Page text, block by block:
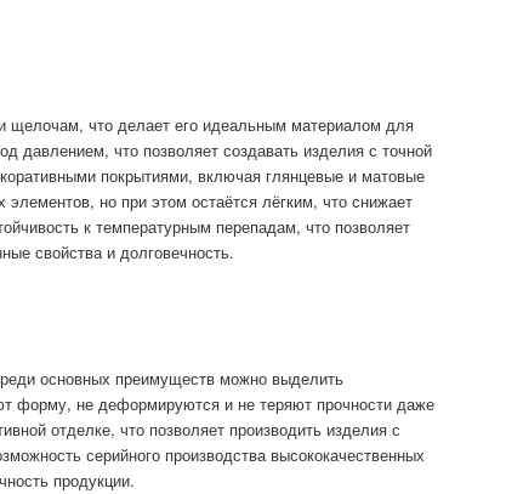
щелочам, что делает его идеальным материалом для
давлением, что позволяет создавать изделия с точной
покрытиями, включая глянцевые и матовые
но при этом остаётся лёгким, что снижает
к температурным перепадам, что позволяет
свойства и долговечность.
основных преимуществ можно выделить
форму, не деформируются и не теряют прочности даже
отделке, что позволяет производить изделия с
серийного производства высококачественных
продукции.